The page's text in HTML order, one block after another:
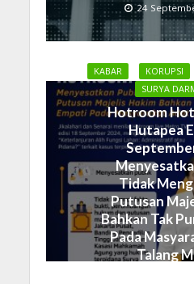
24
KABAR KORUPSI
SURYA
Hotroom
Hutapea
Tidak
Putusan
Bahkan Tak
Pada
Talang